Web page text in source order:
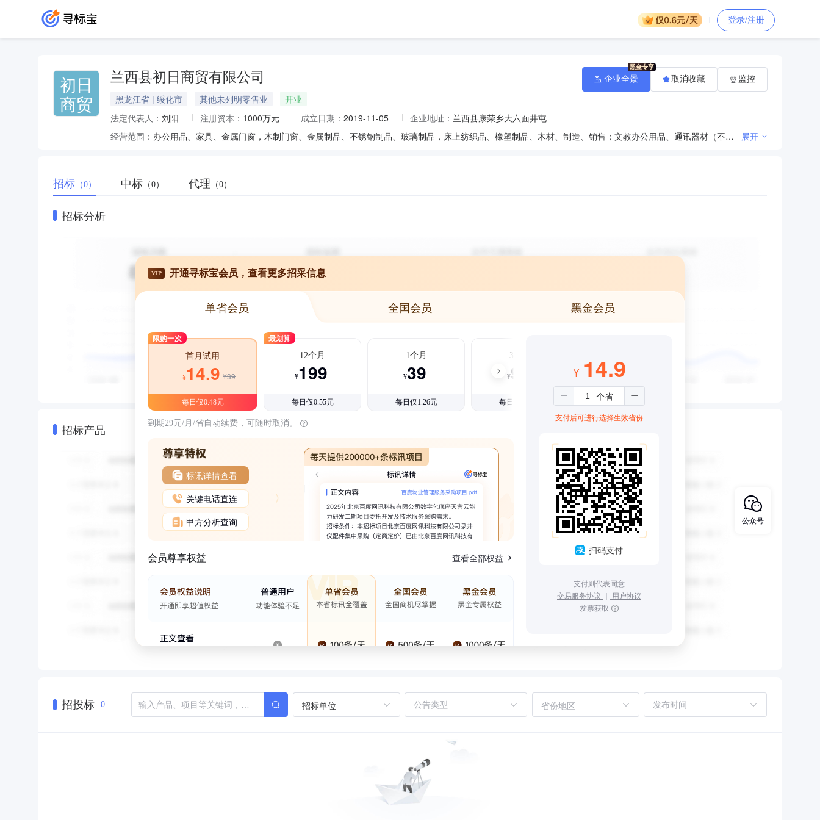
登录/注册
初日
商贸
兰西县初日商贸有限公司
黑龙江省 | 绥化市 其他未列明零售业
开业
法定代表人： 刘阳 注册资本： 1000万元 成立日期： 2019-11-05 企业地址： 兰西县康荣乡大六面井屯
经营范围：
办公用品、家具、金属门窗，木制门窗、金属制品、不锈钢制品、玻璃制品，床上纺织品、橡塑制品、木材、制造、销售；文教办公用品、通讯器材（不含地面卫生接收设备）、服装、鞋帽、音响设备、体育用品（不含弩）、灯具、电子产品、环保设备、机电产品、五金产品、建筑材料、厨具、卫生洁具销售；牌匾制作；广告代理、设计，制作，发布、音响销售。 展开
企业全景 取消收藏 监控
招标 （0） 中标 （0） 代理 （0）
招标分析
招标产品
VIP 开通寻标宝会员，查看更多招采信息
单省会员 全国会员 黑金会员
限购一次
首月试用
¥14.9 ¥39
每日仅0.48元
最划算
12个月
¥199
每日仅0.55元
1个月
¥39
每日仅1.26元
3个月
¥99
每日仅1.08元
到期29元/月/省自动续费，可随时取消。
标讯详情查看
关键电话直连
甲方分析查询
会员尊享权益 查看全部权益
¥ 14.9
支付后可进行选择生效省份
扫码支付
支付则代表同意
交易服务协议 ｜ 用户协议
发票获取
招投标 0 招标单位 省份地区
公众号